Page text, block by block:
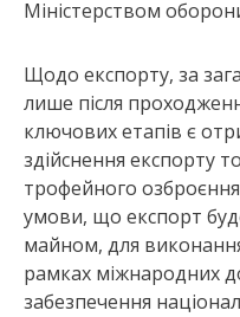
Міністерством
Щодо експорту, за
лише після
ключових етапів є
здійснення експорту
трофейного
умови, що експорт
майном, для
рамках міжнародних
забезпечення